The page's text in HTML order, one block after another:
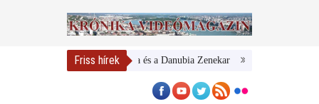
Friss hírek
Magyar Nemzeti Galéria és a Danubia Zenekar Bemutatta 2024/25-